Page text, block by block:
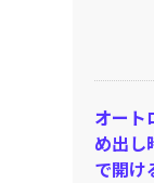
オート
め出し
で開け